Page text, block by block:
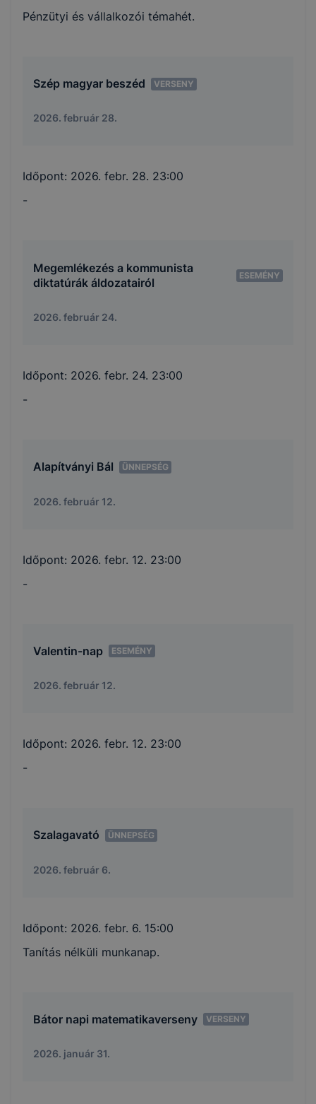
Pénzütyi és vállalkozói témahét.
Szép magyar beszéd VERSENY
2026. február 28.
Időpont: 2026. febr. 28. 23:00
-
Megemlékezés a kommunista
diktatúrák áldozatairól
ESEMÉNY
2026. február 24.
Időpont: 2026. febr. 24. 23:00
-
Alapítványi Bál ÜNNEPSÉG
2026. február 12.
Időpont: 2026. febr. 12. 23:00
-
Valentin-nap ESEMÉNY
2026. február 12.
Időpont: 2026. febr. 12. 23:00
-
Szalagavató ÜNNEPSÉG
2026. február 6.
Időpont: 2026. febr. 6. 15:00
Tanítás nélküli munkanap.
Bátor napi matematikaverseny VERSENY
2026. január 31.